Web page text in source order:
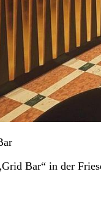
Bar“ in der